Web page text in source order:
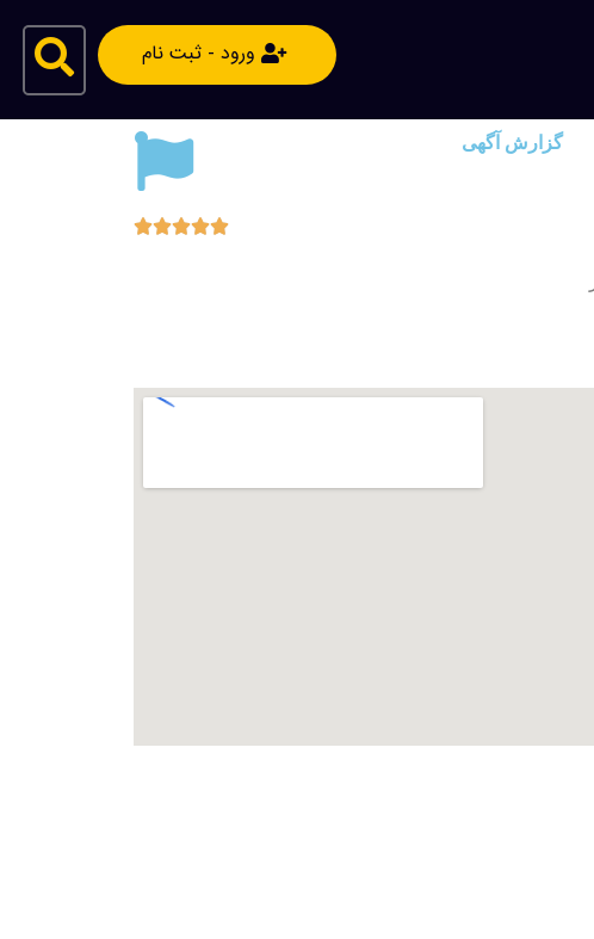
ورود - ثبت نام
گزارش آگهی




